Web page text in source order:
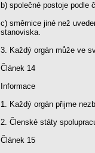
b) společné postoje podle
c) směrnice jiné než
stanoviska.
3. Každý orgán může ve
Článek 14
Informace
1. Každý orgán přijme
2. Členské státy
Článek 15